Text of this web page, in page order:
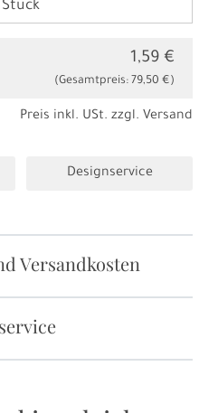
1,59 €
(Gesamtpreis: 79,50 €)
Preis inkl. USt. zzgl. Versand
Designservice
Versandkosten